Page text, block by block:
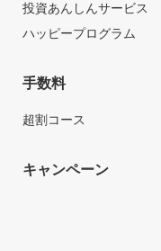
投資あんしんサービス
ハッピープログラム
手数料
超割コース
キャンペーン